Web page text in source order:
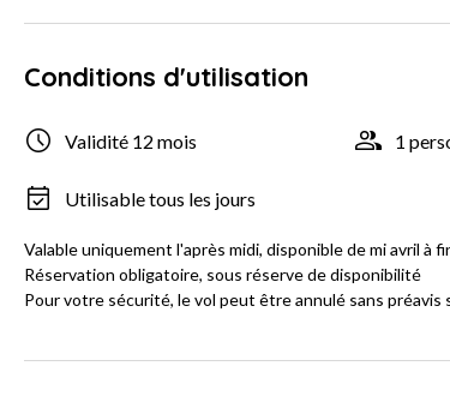
Conditions d'utilisation
Validité 12 mois 1
Utilisable tous les jours
Valable uniquement l'après midi, disponible de mi avril à
Réservation obligatoire, sous réserve de disponibilité
Pour votre sécurité, le vol peut être annulé sans